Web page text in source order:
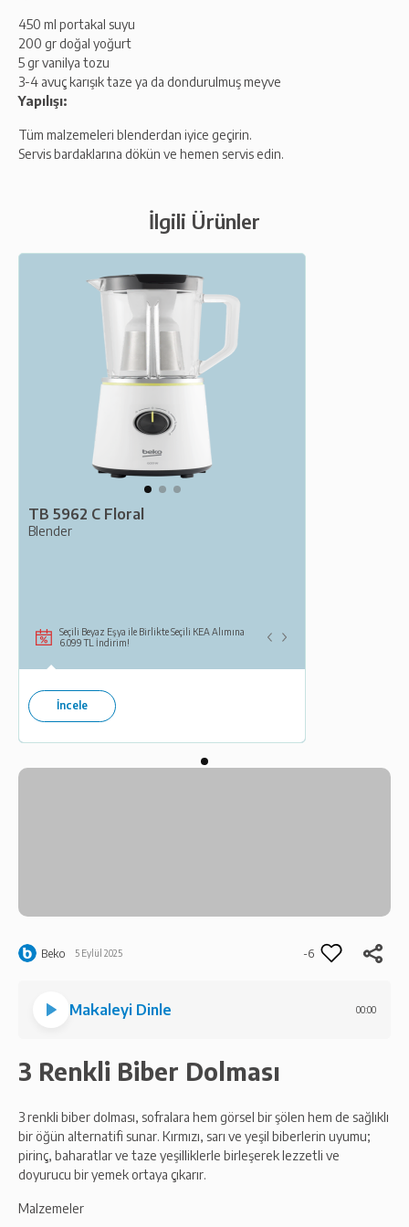
450 ml portakal suyu
200 gr doğal yoğurt
5 gr vanilya tozu
3-4 avuç karışık taze ya da dondurulmuş meyve
Yapılışı:
Tüm malzemeleri blenderdan iyice geçirin.
Servis bardaklarına dökün ve hemen servis edin.
İlgili Ürünler
TB 5962 C Floral
Blender
Seçili Beyaz Eşya ile Birlikte Seçili KEA Alımına
6.099 TL İndirim!
Beko 5 Eylül 2025 -6
Makaleyi Dinle 00:00
3 Renkli Biber Dolması
3 renkli biber dolması, sofralara hem görsel bir şölen hem de sağlıklı
bir öğün alternatifi sunar. Kırmızı, sarı ve yeşil biberlerin uyumu;
pirinç, baharatlar ve taze yeşilliklerle birleşerek lezzetli ve
doyurucu bir yemek ortaya çıkarır.
Malzemeler